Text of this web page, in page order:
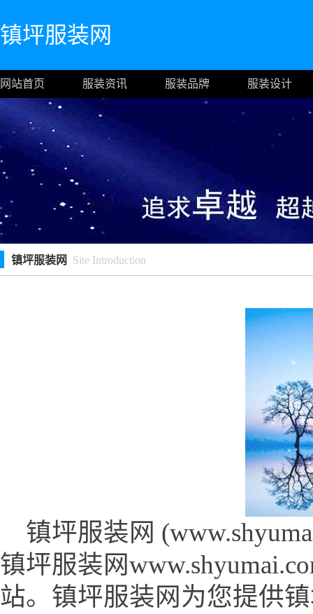
镇坪服装网
网站首页 服装资讯 服装品牌 服装设计
镇坪服装网 Site Introduction
镇坪服装网
镇坪服装网
站。镇坪服装网为您提供